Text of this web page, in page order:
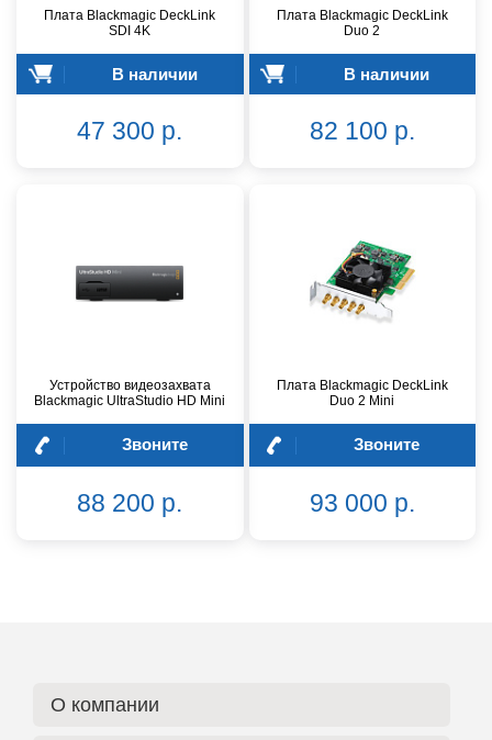
Плата Blackmagic DeckLink
SDI 4K
В наличии
47 300 р.
Плата Blackmagic DeckLink
Duo 2
В наличии
82 100 р.
Устройство видеозахвата
Blackmagic UltraStudio HD Mini
Звоните
88 200 р.
Плата Blackmagic DeckLink
Duo 2 Mini
Звоните
93 000 р.
О компании